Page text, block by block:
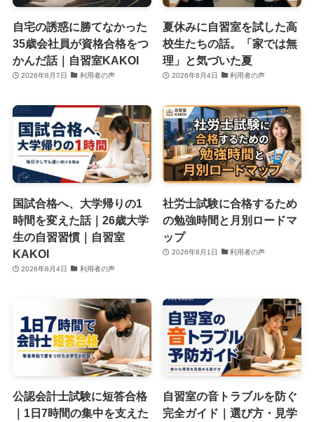
自宅の誘惑に勝てなかった
35歳会社員が資格合格をつ
かんだ話｜自習室KAKOI
2026年8月7日 利用者の声
夏休みに自習室を試した高
校生たちの話。「家では無
理」と気づいた夏
2026年8月4日 利用者の声
国試合格へ、大学帰りの1
時間を変えた話｜26歳大学
生の自習習慣｜自習室
KAKOI
2026年8月4日 利用者の声
社労士試験に合格するため
の勉強時間と月別ロードマ
ップ
2026年8月1日 利用者の声
公認会計士試験に短答合格
｜1日7時間の集中を支えた
自習室の音トラブルを防ぐ
完全ガイド｜選び方・見学